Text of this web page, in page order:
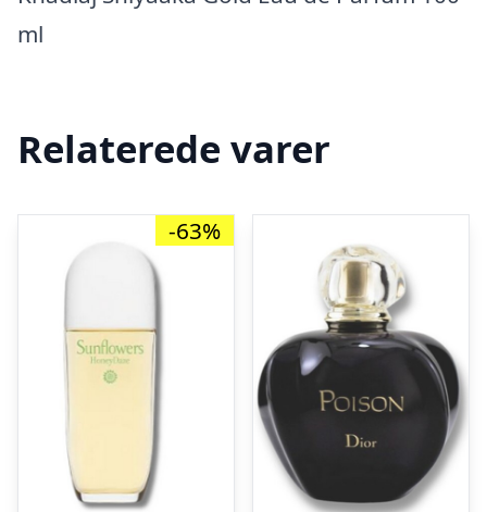
ml
Relaterede varer
-63%